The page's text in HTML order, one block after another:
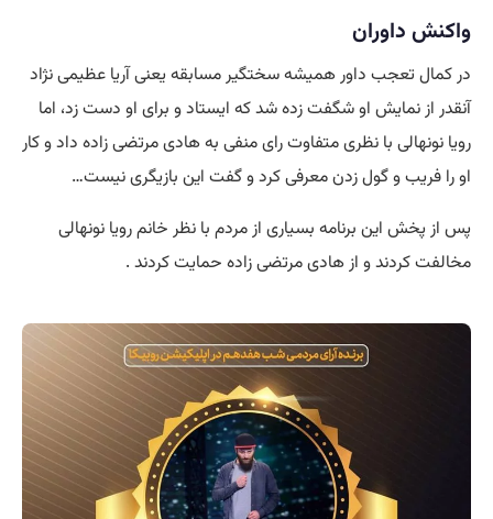
واکنش داوران
در کمال تعجب داور همیشه سختگیر مسابقه یعنی آریا عظیمی نژاد
آنقدر از نمایش او شگفت زده شد که ایستاد و برای او دست زد، اما
رویا نونهالی با نظری متفاوت رای منفی به هادی مرتضی زاده داد و کار
او را فریب و گول زدن معرفی کرد و گفت این بازیگری نیست…
پس از پخش این برنامه بسیاری از مردم با نظر خانم رویا نونهالی
مخالفت کردند و از هادی مرتضی زاده حمایت کردند .